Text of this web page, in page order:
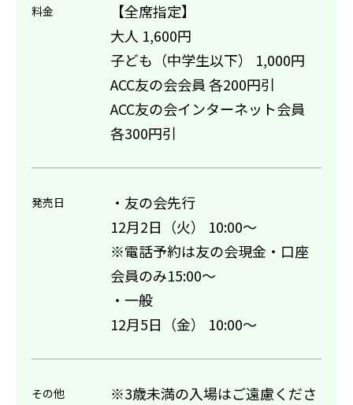
料金
【全席指定】
大人 1,600円
子ども（中学生以下） 1,000円
ACC友の会会員 各200円引
ACC友の会インターネット会員
各300円引
発売日
・友の会先行
12月2日（火） 10:00～
※電話予約は友の会現金・口座
会員のみ15:00～
・一般
12月5日（金） 10:00～
その他
※3歳未満の入場はご遠慮くださ